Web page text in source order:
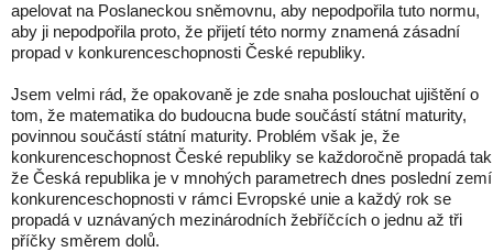
apelovat na Poslaneckou sněmovnu, aby nepodpořila tuto normu,
aby ji nepodpořila proto, že přijetí této normy znamená zásadní
propad v konkurenceschopnosti České republiky.
Jsem velmi rád, že opakovaně je zde snaha poslouchat ujištění o
tom, že matematika do budoucna bude součástí státní maturity,
povinnou součástí státní maturity. Problém však je, že
konkurenceschopnost České republiky se každoročně propadá
že Česká republika je v mnohých parametrech dnes poslední
konkurenceschopnosti v rámci Evropské unie a každý rok se
propadá v uznávaných mezinárodních žebříčcích o jednu až tři
příčky směrem dolů.